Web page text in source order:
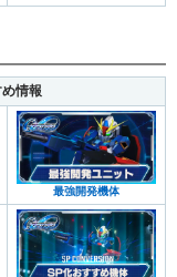
情報
最強開発機体